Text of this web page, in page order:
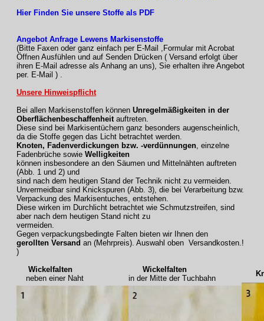
Hier Finden Sie unsere Stoffe als PDF
Angebot Anfrage Lewens Markisenstoffe
(Bitte Faxen oder ganz einfach per E-Mail ,Formular mit Acrobat
Öffnen Ausfühlen und auf Senden Drücken ( Versand erfolgt über
ihren E-Mail adresse als Anhang an uns), Sie erhalten ihre Angebot
per. E-Mail ) .
Unsere Hinweispflicht
Bei allen Markisenstoffen können Unregelmäßigkeiten in der
Oberflächenbeschaffenheit auftreten.
Diese sind bei Markisentüchern ganz besonders augenscheinlich,
da die Stoffe gegen das Licht betrachtet werden.
Knoten, Fadenverdickungen bzw. -verdünnungen , einzelne
Fadenbrüche sowie Welligkeiten
können insbesondere an den Säumen und Mittelnähten auftreten
(Abb. 1 und 2) und
sind nach dem heutigen Stand der Technik nicht zu vermeiden.
Unvermeidbar sind Knickspuren (Abb. 3), die bei Verarbeitung bzw.
Verpackung des Markisentuches, entstehen.
Diese wirken im Durchlicht betrachtet wie Schmutzstreifen, sind
aber nach dem heutigen Stand nicht zu
vermeiden.
Gegen verpackungsbedingte Falten bieten wir Ihnen den
gerollten Versand an (Mehrpreis). Auswahl oben Versandkosten.!
)
Wickelfalten
neben einer Naht
Wickelfalten
in der Mitte der Tuchbahn